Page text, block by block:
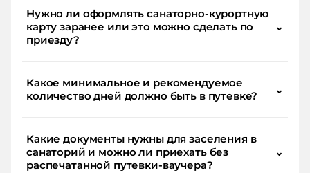
Нужно ли оформлять санаторно-курортную
карту заранее или это можно сделать по
приезду?
⌄
Какое минимальное и рекомендуемое
количество дней должно быть в путевке?
⌄
Какие документы нужны для заселения в
санаторий и можно ли приехать без
распечатанной путевки-ваучера?
⌄